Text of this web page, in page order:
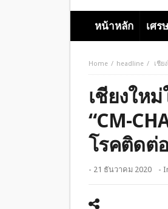
หน้าหลัก เศร
Home headline เชีย
เชียงให
“CM-
โรคติดต่
- 21 ธันวาคม 2020 -